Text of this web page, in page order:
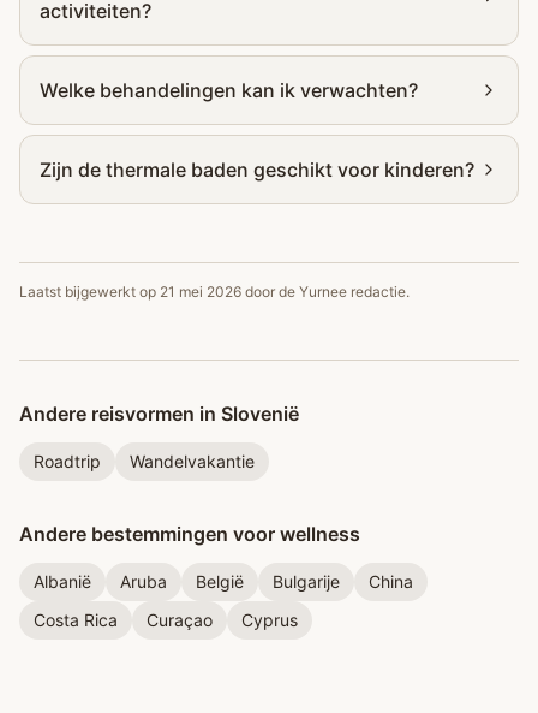
activiteiten?
Welke behandelingen kan ik verwachten?
Zijn de thermale baden geschikt voor kinderen?
Laatst bijgewerkt op 21 mei 2026 door de Yurnee redactie.
Andere reisvormen in Slovenië
Roadtrip Wandelvakantie
Andere bestemmingen voor wellness
Albanië Aruba België Bulgarije
China
Costa Rica
Curaçao Cyprus